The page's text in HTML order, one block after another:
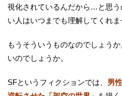
視化されているんだから…と思
い人はいつまでも理解してくれま
もうそういうものなのでしょう
いのでしょうか。
SFというフィクションでは、 男